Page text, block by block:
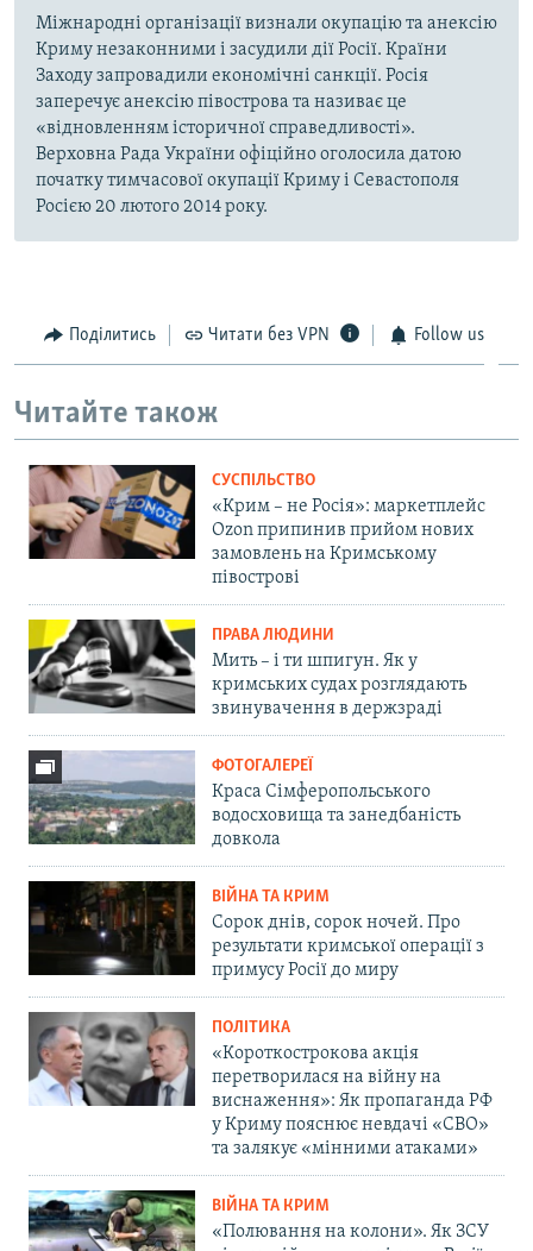
Міжнародні організації визнали окупацію та анексію
Криму незаконними і засудили дії Росії. Країни
Заходу запровадили економічні санкції. Росія
заперечує анексію півострова та називає це
«відновленням історичної справедливості».
Верховна Рада України офіційно оголосила датою
початку тимчасової окупації Криму і Севастополя
Росією 20 лютого 2014 року.
Поділитись Читати без VPN Follow us
Читайте також
СУСПІЛЬСТВО
«Крим – не Росія»: маркетплейс
Ozon припинив прийом нових
замовлень на Кримському
півострові
ПРАВА ЛЮДИНИ
Мить – і ти шпигун. Як у
кримських судах розглядають
звинувачення в держзраді
ФОТОГАЛЕРЕЇ
Краса Сімферопольського
водосховища та занедбаність
довкола
ВІЙНА ТА КРИМ
Сорок днів, сорок ночей. Про
результати кримської операції з
примусу Росії до миру
ПОЛІТИКА
«Короткострокова акція
перетворилася на війну на
виснаження»: Як пропаганда РФ
у Криму пояснює невдачі «СВО»
та залякує «мінними атаками»
ВІЙНА ТА КРИМ
«Полювання на колони». Як ЗСУ